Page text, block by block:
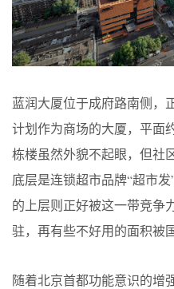
蓝润大厦位于成府路南侧，
计划作为商场的大厦，平面
栋楼虽然外貌不起眼，但社
底层是连锁超市品牌“超市
的上层则正好被这一带竞争
驻，再有些不好用的面积被
随着北京首都功能意识的增